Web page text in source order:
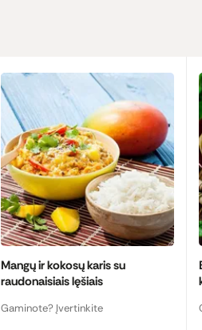
Mangų ir kokosų karis su
raudonaisiais lęšiais
Gaminote? Įvertinkite